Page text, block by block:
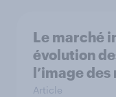
Le marché
évolution
l’image
Article